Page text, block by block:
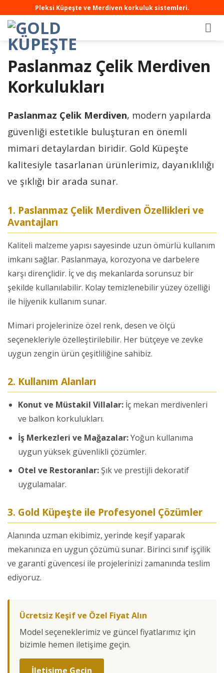
Pleksi Küpeşte ve Merdiven korkuluk sistemleri.
Paslanmaz Çelik Merdiven
Korkulukları
Paslanmaz Çelik Merdiven, modern yapılarda
güvenliği estetikle buluşturan en önemli
mimari detaylardan biridir. Gold Küpeşte
kalitesiyle tasarlanan ürünlerimiz, dayanıklılığı
ve şıklığı bir arada sunar.
1. Paslanmaz Çelik Merdiven Özellikleri ve
Avantajları
Kaliteli malzeme yapısı sayesinde uzun ömürlü kullanım
imkanı sağlar. Paslanmaya, korozyona ve darbelere
karşı dirençlidir. İç ve dış mekanlarda sorunsuz bir
şekilde kullanılabilir. Kolay temizlenebilir yüzey özelliği
ile hijyenik kullanım sunar.
Mimari projelerinize özel renk, desen ve ölçü
seçenekleriyle özelleştirilebilir. Her bütçeye ve zevke
uygun zengin ürün çeşitliliğine sahibiz.
2. Kullanım Alanları
Konut ve Müstakil Villalar:İç mekan merdivenleri
ve balkon korkulukları.
İş Merkezleri ve Mağazalar:Yoğun kullanıma
uygun yüksek güvenlikli çözümler.
Otel ve Restoranlar:Şık ve prestijli dekoratif
uygulamalar.
3. Gold Küpeşte ile Profesyonel Çözümler
Alanında uzman ekibimiz, yerinde keşif yaparak
mekanınıza en uygun çözümü sunar. Birinci sınıf işçilik
ve garanti güvencesi ile projelerinizi zamanında teslim
ediyoruz.
Ücretsiz Keşif ve Özel Fiyat Alın
Model seçeneklerimiz ve güncel fiyatlarımız için
bizimle hemen iletişime geçin.
İletişime Geçin